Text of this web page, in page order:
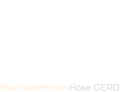
StartseiteHosenHose GERD